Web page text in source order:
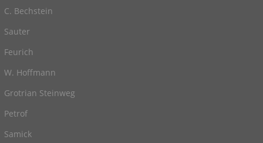
C. Bechstein
Sauter
Feurich
W. Hoffmann
Grotrian Steinweg
Petrof
Samick